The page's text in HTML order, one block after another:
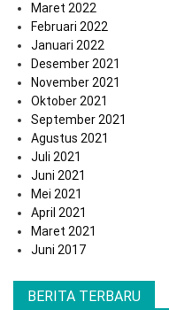
Maret 2022
Februari 2022
Januari 2022
Desember 2021
November 2021
Oktober 2021
September 2021
Agustus 2021
Juli 2021
Juni 2021
Mei 2021
April 2021
Maret 2021
Juni 2017
BERITA TERBARU